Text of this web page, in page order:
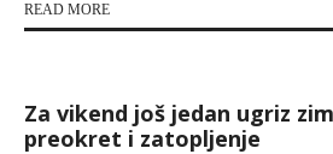
READ MORE
Za vikend još jedan ugriz
preokret i zatopljenje